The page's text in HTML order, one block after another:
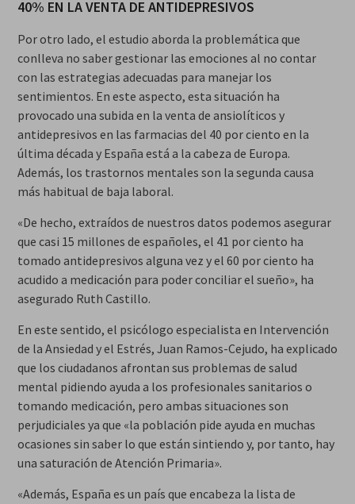
40% EN LA VENTA DE ANTIDEPRESIVOS
Por otro lado, el estudio aborda la problemática que
conlleva no saber gestionar las emociones al no contar
con las estrategias adecuadas para manejar los
sentimientos. En este aspecto, esta situación ha
provocado una subida en la venta de ansiolíticos y
antidepresivos en las farmacias del 40 por ciento en la
última década y España está a la cabeza de Europa.
Además, los trastornos mentales son la segunda causa
más habitual de baja laboral.
«De hecho, extraídos de nuestros datos podemos asegurar
que casi 15 millones de españoles, el 41 por ciento ha
tomado antidepresivos alguna vez y el 60 por ciento ha
acudido a medicación para poder conciliar el sueño», ha
asegurado Ruth Castillo.
En este sentido, el psicólogo especialista en Intervención
de la Ansiedad y el Estrés, Juan Ramos-Cejudo, ha explicado
que los ciudadanos afrontan sus problemas de salud
mental pidiendo ayuda a los profesionales sanitarios o
tomando medicación, pero ambas situaciones son
perjudiciales ya que «la población pide ayuda en muchas
ocasiones sin saber lo que están sintiendo y, por tanto, hay
una saturación de Atención Primaria».
«Además, España es un país que encabeza la lista de